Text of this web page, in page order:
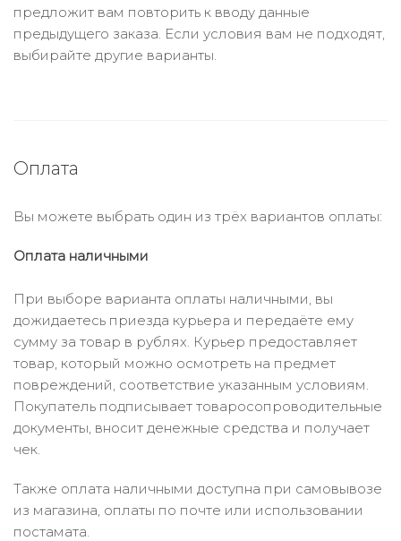
предложит вам повторить к вводу данные
предыдущего заказа. Если условия вам не подходят,
выбирайте другие варианты.
Оплата
Вы можете выбрать один из трёх вариантов оплаты:
Оплата наличными
При выборе варианта оплаты наличными, вы
дожидаетесь приезда курьера и передаёте ему
сумму за товар в рублях. Курьер предоставляет
товар, который можно осмотреть на предмет
повреждений, соответствие указанным условиям.
Покупатель подписывает товаросопроводительные
документы, вносит денежные средства и получает
чек.
Также оплата наличными доступна при самовывозе
из магазина, оплаты по почте или использовании
постамата.